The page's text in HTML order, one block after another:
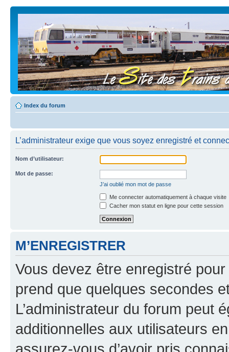
Index du forum
L’administrateur exige que vous soyez enregistré et
Nom d’utilisateur:
Mot de passe:
J’ai oublié mon mot de passe
Me connecter automatiquement à chaque visite
Cacher mon statut en ligne pour cette session
M’ENREGISTRER
Vous devez être enregistré
prend que quelques secondes
L’administrateur du forum peut
additionnelles aux utilisateurs
assurez-vous d’avoir pris